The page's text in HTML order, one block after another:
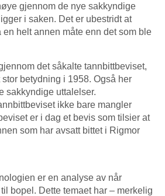
gjennom de nye sakkyndige
i saken. Det er ubestridt at
helt annen måte enn det som ble
det såkalte tannbittbeviset,
betydning i 1958. Også her
sakkyndige uttalelser.
ikke bare mangler
er i dag et bevis som tilsier at
som har avsatt bittet i Rigmor
er en analyse av når
bopel. Dette temaet har – merkelig